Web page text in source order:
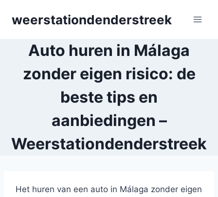
weerstationdenderstreek
Auto huren in Málaga
zonder eigen risico: de
beste tips en
aanbiedingen –
Weerstationdenderstreek
Het huren van een auto in Málaga zonder eigen